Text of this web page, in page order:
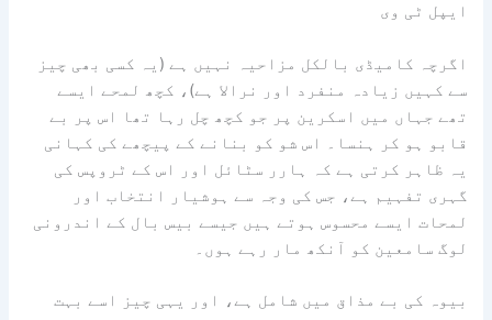
ایپل ٹی وی
اگرچہ کامیڈی بالکل مزاحیہ نہیں ہے (یہ کسی بھی چیز
سے کہیں زیادہ منفرد اور نرالا ہے)، کچھ لمحے ایسے
تھے جہاں میں اسکرین پر جو کچھ چل رہا تھا اس پر بے
قابو ہو کر ہنسا۔ اس شو کو بنانے کے پیچھے کی کہانی
یہ ظاہر کرتی ہے کہ ہارر سٹائل اور اس کے ٹروپس کی
گہری تفہیم ہے، جس کی وجہ سے ہوشیار انتخاب اور
لمحات ایسے محسوس ہوتے ہیں جیسے بیس بال کے اندرونی
لوگ سامعین کو آنکھ مار رہے ہوں۔
بیوہ کی بے مذاق میں شامل ہے، اور یہی چیز اسے بہت